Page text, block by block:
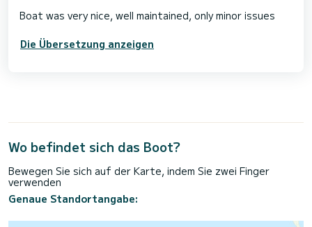
Boat was very nice, well maintained, only minor issues
Die Übersetzung anzeigen
Wo befindet sich das Boot?
Bewegen Sie sich auf der Karte, indem Sie zwei Finger
verwenden
Genaue Standortangabe: